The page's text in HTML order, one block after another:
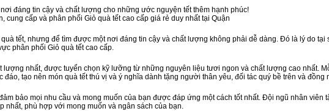
đáng tin cậy và chất lượng cho những ước nguyện tết thêm hạnh phúc!
cấp và phân phối Giỏ quà tết cao cấp giá rẻ duy nhất tại Quận
tết, nhưng để tìm được một nơi đáng tin cậy và chất lượng không phải dễ dàng. Đó là lý do
phân phối Giỏ quà tết cao cấp.
nhất, được tuyển chọn kỹ lưỡng từ những nguyên liệu tươi ngon và chất lượng cao nhất.
tạo nên món quà tết thú vị và ý nghĩa dành tặng người thân yêu, đối tác quý bề trên và đồng
bảo mọi nhu cầu và mong muốn của bạn được đáp ứng một cách tốt nhất. Đội ngũ nhân viên
nhất, phù hợp với mong muốn và ngân sách của bạn.